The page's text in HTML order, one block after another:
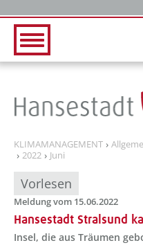
KLIMAMANAGEMENT
2022
Juni
Vorlesen
Meldung vom 15.06.2022
Hansestadt Stralsund
Insel, die aus Träumen